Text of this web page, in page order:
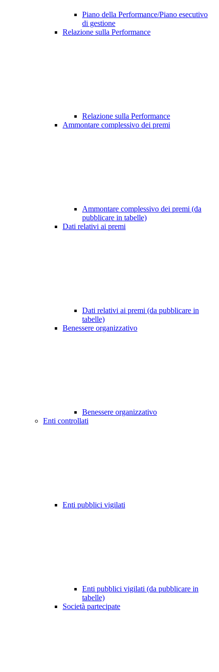
Piano della Performance/Piano esecutivo
di gestione
Relazione sulla Performance
Relazione sulla Performance
Ammontare complessivo dei premi
Ammontare complessivo dei premi (da
pubblicare in tabelle)
Dati relativi ai premi
Dati relativi ai premi (da pubblicare in
tabelle)
Benessere organizzativo
Benessere organizzativo
Enti controllati
Enti pubblici vigilati
Enti pubblici vigilati (da pubblicare in
tabelle)
Società partecipate